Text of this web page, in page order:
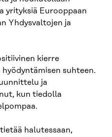
yrityksiä Eurooppaan
Yhdysvaltojen ja
kierre
suhteen.
ja
kun tiedolla
halutessaan,